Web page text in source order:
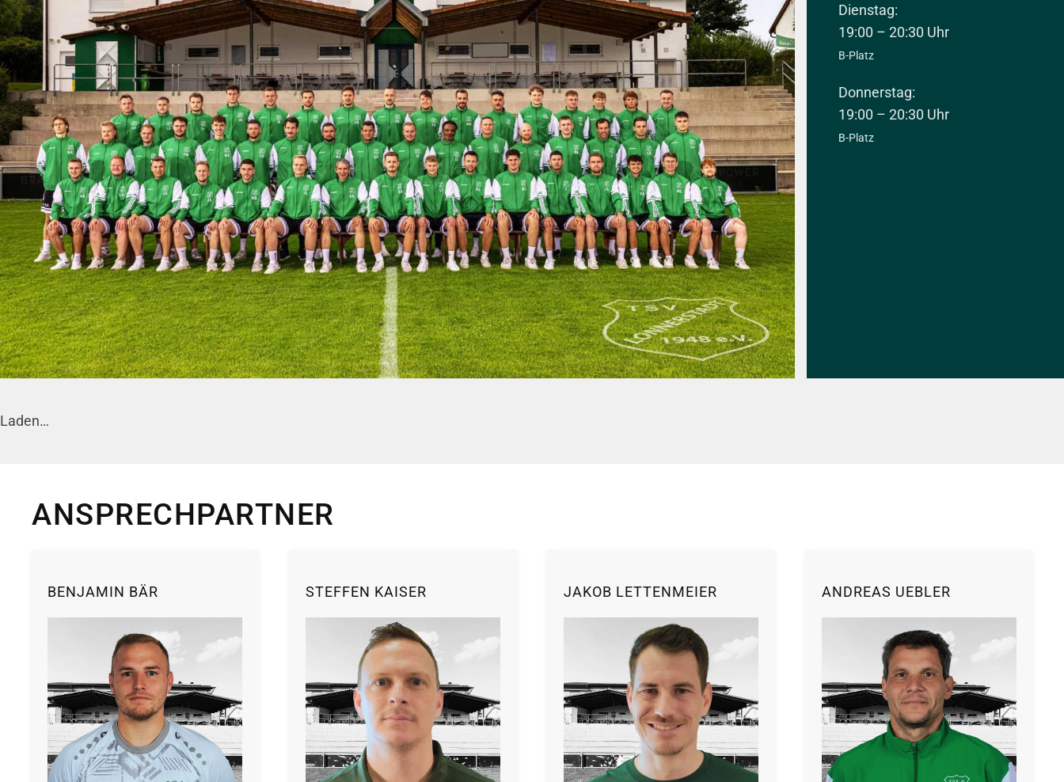
Dienstag:
19:00 – 20:30 Uhr
B-Platz
Donnerstag:
19:00 – 20:30 Uhr
B-Platz
Laden…
ANSPRECHPARTNER
BENJAMIN BÄR STEFFEN KAISER JAKOB LETTENMEIER ANDREAS UEBLER